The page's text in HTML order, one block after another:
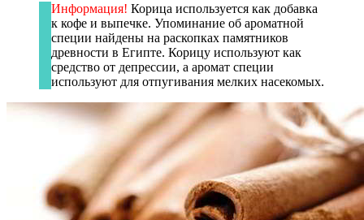
Информация! Корица используется как добавка
к кофе и выпечке. Упоминание об ароматной
специи найдены на раскопках памятников
древности в Египте. Корицу используют как
средство от депрессии, а аромат специи
используют для отпугивания мелких насекомых.